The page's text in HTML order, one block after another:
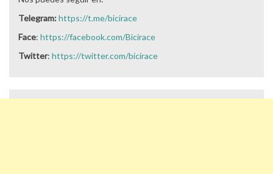
Telegram:https://t.me/bicirace
Face: https://facebook.com/Bicirace
Twitter: https://twitter.com/bicirace